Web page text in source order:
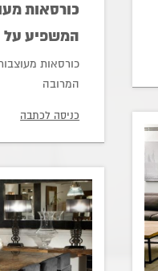
כורסאות
המשפיע על
כורסאות
המרובה
כניסה לכתבה